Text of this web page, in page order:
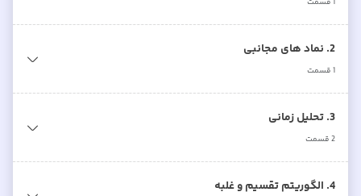
2. نماد های مجانبی
1قسمت
3. تحلیل زمانی
2قسمت
4. الگوریتم تقسیم و غلبه